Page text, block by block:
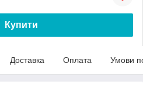
Купити
Доставка Оплата Умови